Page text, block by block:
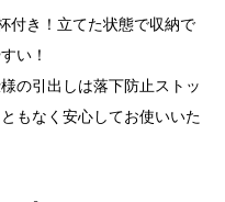
付き！立てた状態で収納で
い！
の引出しは落下防止ストッ
もなく安心してお使いいた